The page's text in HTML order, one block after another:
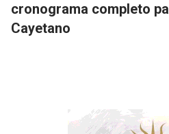
cronograma completo
Cayetano